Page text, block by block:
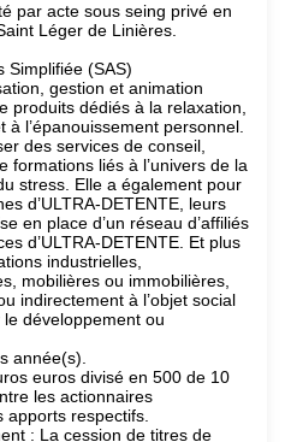
par acte sous seing privé en
Léger de Linières.
Simplifiée (SAS)
gestion et animation
produits dédiés à la relaxation,
l’épanouissement personnel.
des services de conseil,
formations liés à l’univers de la
stress. Elle a également pour
d’ULTRA-DETENTE, leurs
en place d’un réseau d’affiliés
d’ULTRA-DETENTE. Et plus
industrielles,
mobilières ou immobilières,
indirectement à l’objet social
le développement ou
année(s).
euros divisé en 500 de 10
les actionnaires
respectifs.
: La cession de titres de